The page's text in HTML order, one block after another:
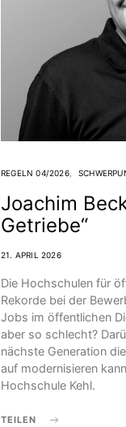
REGELN 04/2026
Joachim
Getriebe“
21. APRIL 2026
Die Hochschulen für
Rekorde bei der
Jobs im öffentlichen
aber so schlecht?
nächste Generation
auf modernisieren
Hochschule Kehl.
TEILEN